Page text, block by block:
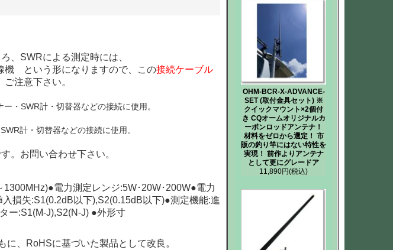
、SWRによる測定時には、
機 という形になりますので、この接続ケーブル
注意下さい。
・SWR計・切替器などの接続に使用。
計・切替器などの接続に使用。
。お問い合わせ下さい。
電力測定レンジ:5W･20W･200W●電力
損失:S1(0.2dB以下),S2(0.15dB以下)●測定機能:進
ー:S1(M-J),S2(N-J) ●外形寸
、RoHSに基づいた製品として改良。
OHM-BCR-X-ADVANCE-
SET (取付金具セット) ※
クイックマウント×2個付
き CQオームオリジナルカ
ーボンロッドアンテナ！
材料をゼロから選定！ 市
販の釣り竿にはない特性を
実現！ 前作よりアンテナ
として更にグレードア
11,890円(税込)